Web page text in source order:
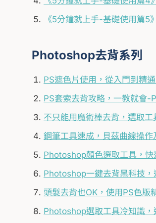
《5分鐘就上手-基礎使用篇
Photoshop去背系列
PS遮色片使用，從入門到精
PS套索去背攻略，一教就會-
不只能用魔術棒去背，選取
鋼筆工具速成，貝茲曲線操
Photoshop顏色選取工具，快
Photoshop一鍵去背黑科技
頭髮去背也OK，使用PS色版
Photoshop選取工具冷知識